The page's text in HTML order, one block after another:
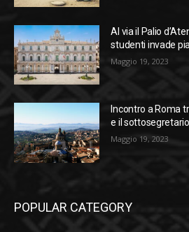
Al via il Palio
studenti invade
Maggio 19, 2023
Incontro a Roma
e il
Maggio 19, 2023
POPULAR CATEGORY